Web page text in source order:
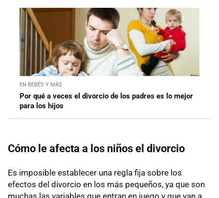
EN BEBÉS Y MÁS
Por qué a veces el divorcio de los padres es lo mejor
para los hijos
Cómo le afecta a los niños el divorcio
Es imposible establecer una regla fija sobre los
efectos del divorcio en los más pequeños, ya que son
muchas las variables que entran en juego y que van a